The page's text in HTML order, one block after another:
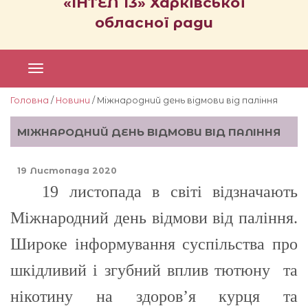
обласної ради
Головна / Новини / Міжнародний день відмови від паління
МІЖНАРОДНИЙ ДЕНЬ ВІДМОВИ ВІД ПАЛІННЯ
19 Листопада 2020
19 листопада в світі відзначають
Міжнародний день відмови від паління.
Широке інформування суспільства про
шкідливий і згубний вплив тютюну та
нікотину на здоров’я курця та